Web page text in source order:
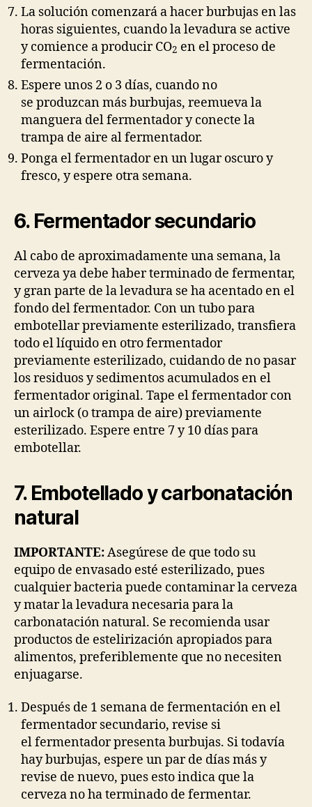
La solución comenzará a hacer burbujas en las
horas siguientes, cuando la levadura se active
y comience a producir CO2 en el proceso de
fermentación.
Espere unos 2 o 3 días, cuando no
se produzcan más burbujas, reemueva la
manguera del fermentador y conecte la
trampa de aire al fermentador.
Ponga el fermentador en un lugar oscuro y
fresco, y espere otra semana.
6. Fermentador secundario
Al cabo de aproximadamente una semana, la
cerveza ya debe haber terminado de fermentar,
y gran parte de la levadura se ha acentado en el
fondo del fermentador. Con un tubo para
embotellar previamente esterilizado, transfiera
todo el líquido en otro fermentador
previamente esterilizado, cuidando de no pasar
los residuos y sedimentos acumulados en el
fermentador original. Tape el fermentador con
un airlock (o trampa de aire) previamente
esterilizado. Espere entre 7 y 10 días para
embotellar.
7. Embotellado y carbonatación
natural
IMPORTANTE:Asegúrese de que todo su
equipo de envasado esté esterilizado, pues
cualquier bacteria puede contaminar la cerveza
y matar la levadura necesaria para la
carbonatación natural. Se recomienda usar
productos de estelirización apropiados para
alimentos, preferiblemente que no necesiten
enjuagarse.
Después de 1 semana de fermentación en el
fermentador secundario, revise si
el fermentador presenta burbujas. Si todavía
hay burbujas, espere un par de días más y
revise de nuevo, pues esto indica que la
cerveza no ha terminado de fermentar.